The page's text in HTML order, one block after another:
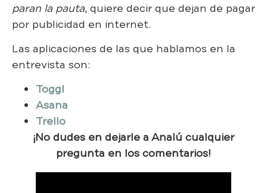
paran la pauta, quiere decir que dejan de pagar
por publicidad en internet.
Las aplicaciones de las que hablamos en la
entrevista son:
Toggl
Asana
Trello
¡​No dudes en dejarle a Analú cualquier
pregunta en los comentarios!